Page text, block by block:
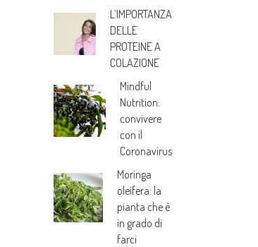
L’IMPORTANZA
DELLE
PROTEINE A
COLAZIONE
Mindful
Nutrition:
convivere
con il
Coronavirus
Moringa
oleifera: la
pianta che è
in grado di
farci